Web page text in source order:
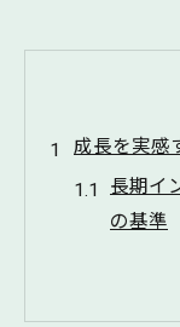
成長を実感
長期イ
の基準